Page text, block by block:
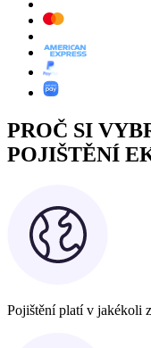
PROČ SI
POJIŠTĚNÍ
Pojištění platí v jakékoli